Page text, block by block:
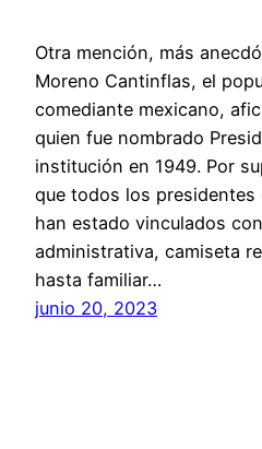
Otra mención, más
Moreno Cantinflas, el
comediante mexicano,
quien fue nombrado
institución en 1949. Por
que todos los presidentes
han estado vinculados
administrativa, camiseta
hasta familiar…
junio 20, 2023